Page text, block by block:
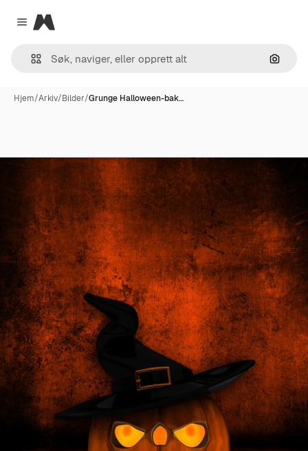
Close menu
Magnific
Søk
Hjem/Arkiv/Bilder/Grunge Halloween-bak…